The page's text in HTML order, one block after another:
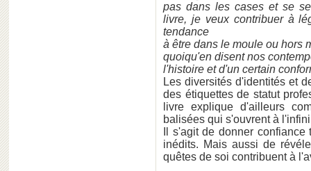
pas dans les cases et se
livre, je veux contribuer à
tendance
à être dans le moule ou hors
quoiqu'en disent nos
l'histoire et d'un certain
Les diversités d'identités et
des étiquettes de statut
livre explique d'ailleurs
balisées qui s'ouvrent à
Il s'agit de donner
inédits. Mais aussi de
quêtes de soi contribuent à